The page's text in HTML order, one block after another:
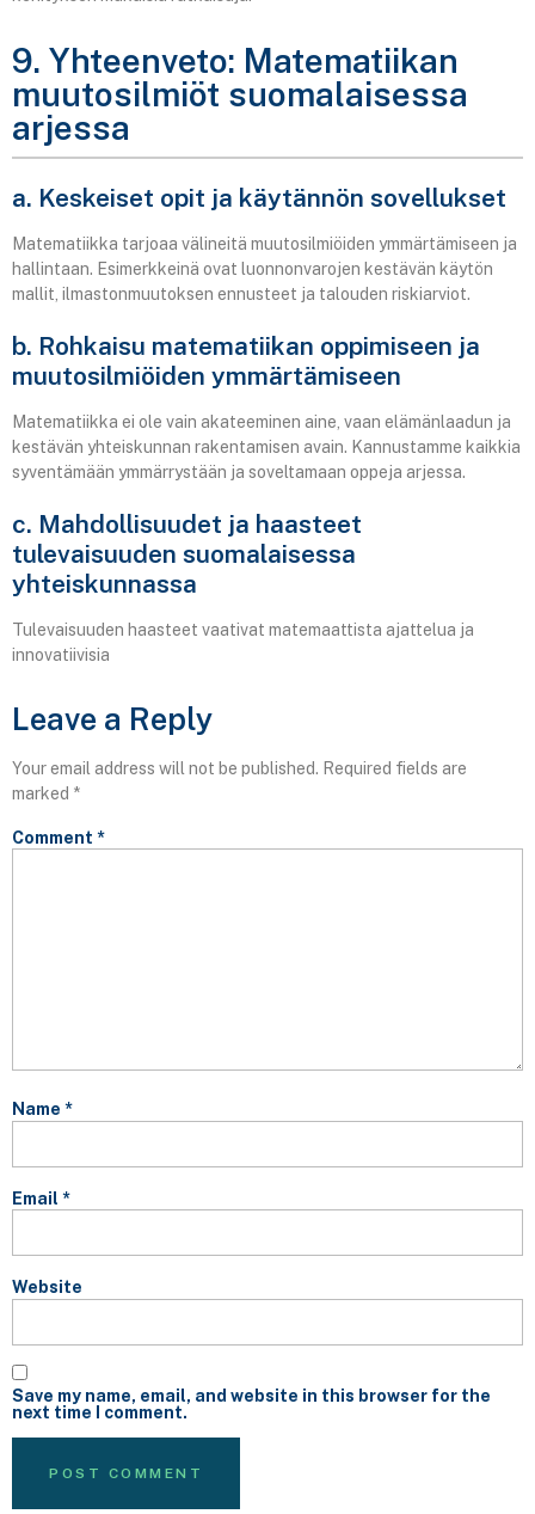
9. Yhteenveto: Matematiikan
muutosilmiöt suomalaisessa
arjessa
a. Keskeiset opit ja käytännön sovellukset
Matematiikka tarjoaa välineitä muutosilmiöiden ymmärtämiseen ja
hallintaan. Esimerkkeinä ovat luonnonvarojen kestävän käytön
mallit, ilmastonmuutoksen ennusteet ja talouden riskiarviot.
b. Rohkaisu matematiikan oppimiseen ja
muutosilmiöiden ymmärtämiseen
Matematiikka ei ole vain akateeminen aine, vaan elämänlaadun ja
kestävän yhteiskunnan rakentamisen avain. Kannustamme kaikkia
syventämään ymmärrystään ja soveltamaan oppeja arjessa.
c. Mahdollisuudet ja haasteet
tulevaisuuden suomalaisessa
yhteiskunnassa
Tulevaisuuden haasteet vaativat matemaattista ajattelua ja
innovatiivisia
Leave a Reply
Your email address will not be published. Required fields are
marked *
Comment *
Name *
Email *
Website
Save my name, email, and website in this browser for the
next time I comment.